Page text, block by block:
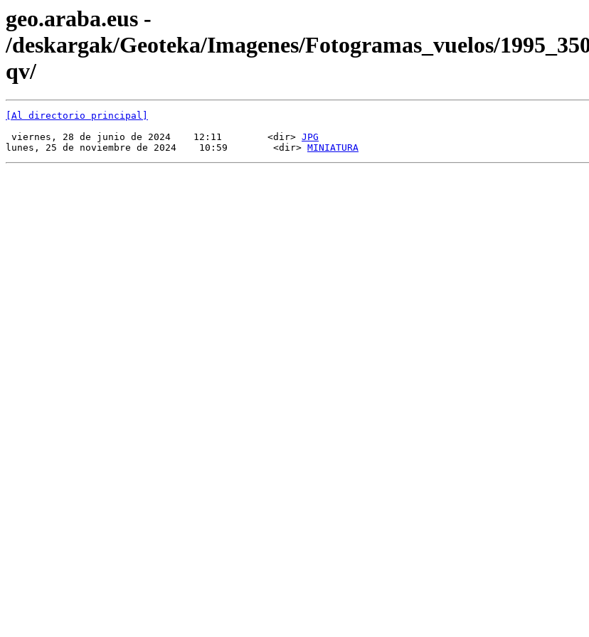
geo.araba.eus -
/deskargak/Geoteka/Imagenes/Fotogramas_vuelos/
qv/
[Al directorio principal]
viernes, 28 de junio de 2024    12:11        <dir> JPG
lunes, 25 de noviembre de 2024    10:59        <dir> MINIATURA